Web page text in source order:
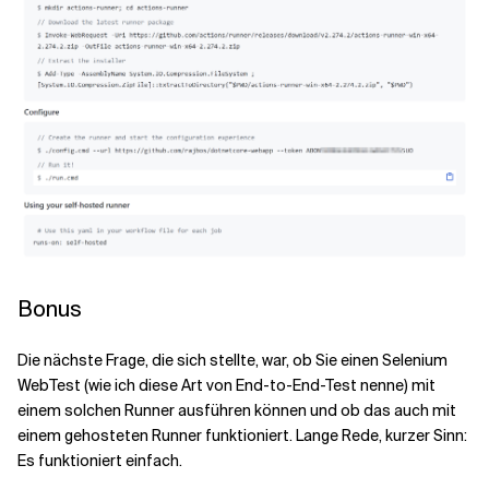
Bonus
Die nächste Frage, die sich stellte, war, ob Sie einen Selenium
WebTest (wie ich diese Art von End-to-End-Test nenne) mit
einem solchen Runner ausführen können und ob das auch mit
einem gehosteten Runner funktioniert. Lange Rede, kurzer Sinn:
Es funktioniert einfach.